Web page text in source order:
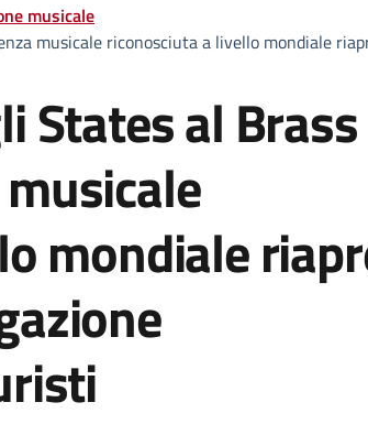
musicale
musicale riconosciuta a livello mondiale
States al Brass
mondiale